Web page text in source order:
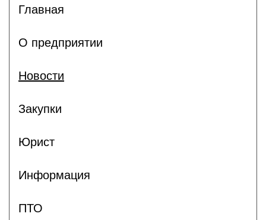
Главная
О предприятии
Новости
Закупки
Юрист
Информация
ПТО